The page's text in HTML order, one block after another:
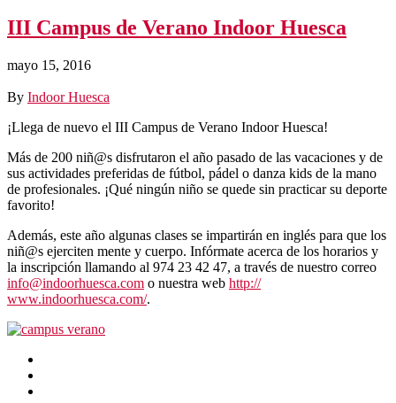
III Campus de Verano Indoor Huesca
mayo 15, 2016
By Indoor Huesca
¡Llega de nuevo el III Campus de Verano Indoor Huesca!
Más de 200 niñ@s disfrutaron el año pasado de las vacaciones y de
sus actividades preferidas de fútbol, pádel o danza kids de la mano
de profesionales. ¡Qué ningún niño se quede sin practicar su deporte
favorito!
Además, este año algunas clases se impartirán en inglés para que los
niñ@s ejerciten mente y cuerpo. Infórmate acerca de los horarios y
la inscripción llamando al 974 23 42 47, a través de nuestro correo
info@indoorhuesca.com o nuestra web http://
www.indoorhuesca.com/.